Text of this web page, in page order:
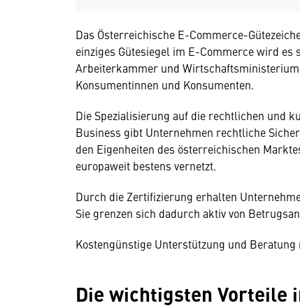
Das Österreichische E-Commerce-
einziges Gütesiegel im E-Commerce wird
Arbeiterkammer und
Konsumentinnen und Konsumenten.
Die Spezialisierung auf die rechtlichen und
Business gibt Unternehmen rechtliche
den Eigenheiten des österreichischen
europaweit bestens vernetzt.
Durch die Zertifizierung erhalten
Sie grenzen sich dadurch aktiv von
Kostengünstige Unterstützung und Beratung
Die wichtigsten Vorteile